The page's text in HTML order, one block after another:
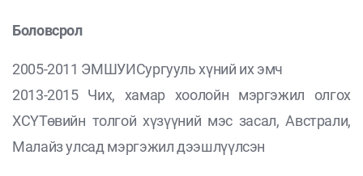
Боловсрол
2005-2011 ЭМШУИСургууль хүний их эмч
2013-2015 Чих, хамар хоолойн мэргэжил олгох
ХСҮТөвийн толгой хүзүүний мэс засал, Австрали,
Малайз улсад мэргэжил дээшлүүлсэн